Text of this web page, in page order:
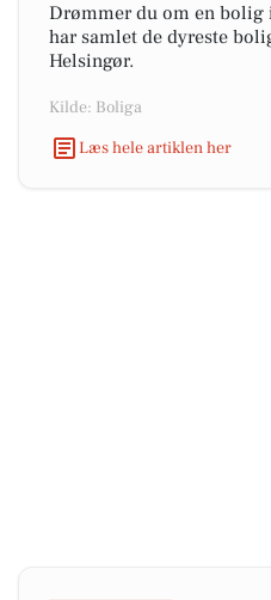
Drømmer du om en bolig
har samlet de dyreste
Helsingør.
Kilde: Boliga
Læs hele artiklen her